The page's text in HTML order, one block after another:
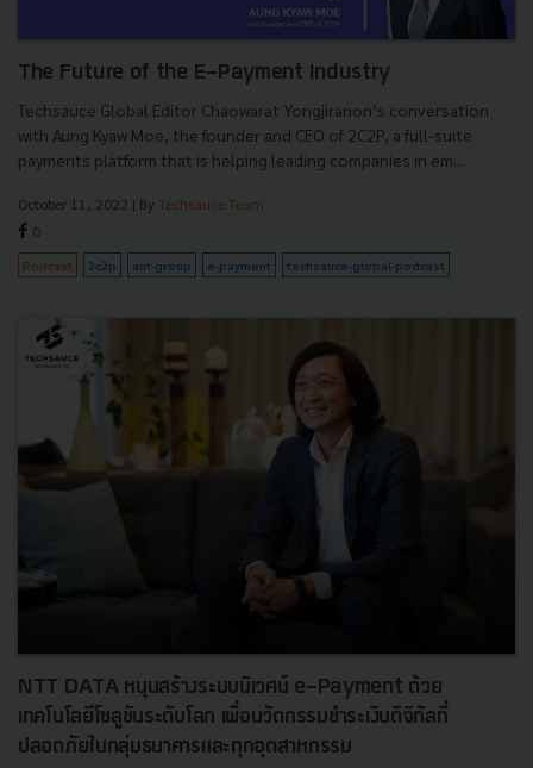
The Future of the E-Payment Industry
Techsauce Global Editor Chaowarat Yongjiranon’s conversation
with Aung Kyaw Moe, the founder and CEO of 2C2P, a full-suite
payments platform that is helping leading companies in em...
October 11, 2022 | By Techsauce Team
0
Podcast 2c2p ant-group e-payment techsauce-global-podcast
NTT DATA หนุนสร้างระบบนิเวศน์ e-Payment ด้วย
เทคโนโลยีโซลูชันระดับโลก เพื่อนวัตกรรมชำระเงินดิจิทัลที่
ปลอดภัยในกลุ่มธนาคารและทุกอุตสาหกรรม